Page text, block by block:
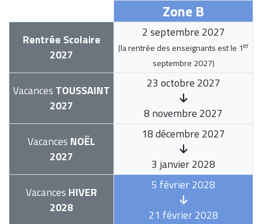
Zone B
Rentrée Scolaire
2027
2 septembre 2027
(la rentrée des enseignants est le 1er
septembre 2027)
Vacances TOUSSAINT
2027
23 octobre 2027
8 novembre 2027
Vacances NOËL
2027
18 décembre 2027
3 janvier 2028
Vacances HIVER
2028
5 février 2028
21 février 2028